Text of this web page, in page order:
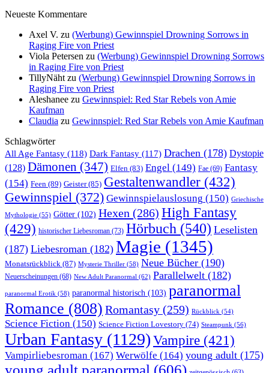
Neueste Kommentare
Axel V. zu (Werbung) Gewinnspiel Drowning Sorrows in
Raging Fire von Priest
Viola Petersen zu (Werbung) Gewinnspiel Drowning Sorrows
in Raging Fire von Priest
TillyNäht zu (Werbung) Gewinnspiel Drowning Sorrows in
Raging Fire von Priest
Aleshanee zu Gewinnspiel: Red Star Rebels von Amie
Kaufman
Claudia zu Gewinnspiel: Red Star Rebels von Amie Kaufman
Schlagwörter
All Age Fantasy (118) Dark Fantasy (117) Drachen (178) Dystopie
(128) Dämonen (347) Elfen (83) Engel (149) Fae (69) Fantasy
(154) Feen (89) Geister(85) Gestaltenwandler (432)
Gewinnspiel (372) Gewinnspielauslosung (150) Griechische
Mythologie (55) Götter (102) Hexen (286) High Fantasy
(429) historischer Liebesroman (73) Hörbuch (540) Leselisten
(187) Liebesroman (182) Magie (1345)
Monatsrückblick (87) Mysterie Thriller (58) Neue Bücher (190)
Neuerscheinungen (68) New Adult Paranormal (62) Parallelwelt (182)
paranormal Erotik (58) paranormal historisch (103) paranormal
Romance (808) Romantasy (259) Rückblick (54)
Science Fiction (150) Science Fiction Lovestory (74) Steampunk (56)
Urban Fantasy (1129) Vampire (421)
Vampirliebesroman (167) Werwölfe (164) young adult (175)